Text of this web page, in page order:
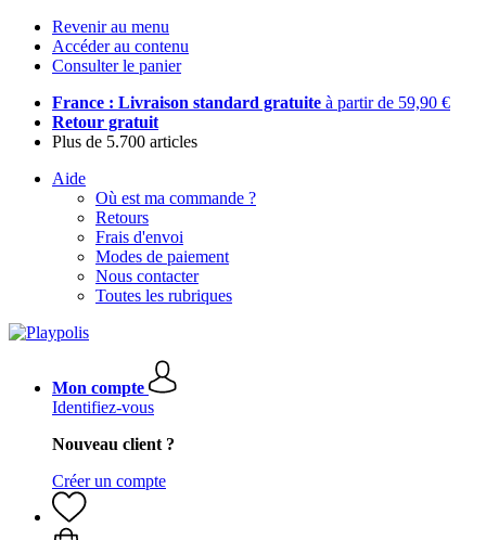
Revenir au menu
Accéder au contenu
Consulter le panier
France : Livraison standard gratuite à partir de 59,90 €
Retour gratuit
Plus de 5.700 articles
Aide
Où est ma commande ?
Retours
Frais d'envoi
Modes de paiement
Nous contacter
Toutes les rubriques
Mon compte
Identifiez-vous
Nouveau client ?
Créer un compte